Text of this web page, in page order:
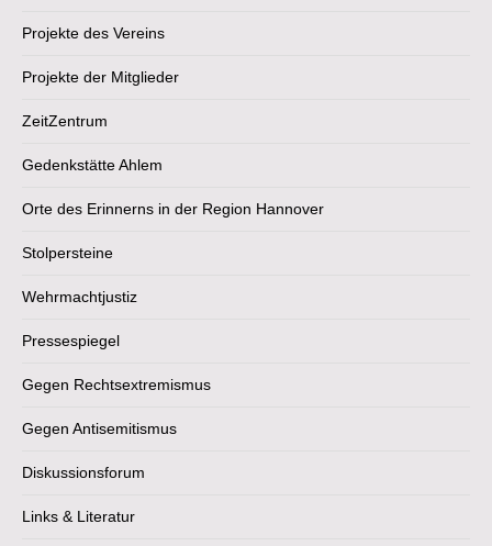
Projekte des Vereins
Projekte der Mitglieder
ZeitZentrum
Gedenkstätte Ahlem
Orte des Erinnerns in der Region Hannover
Stolpersteine
Wehrmachtjustiz
Pressespiegel
Gegen Rechtsextremismus
Gegen Antisemitismus
Diskussionsforum
Links & Literatur